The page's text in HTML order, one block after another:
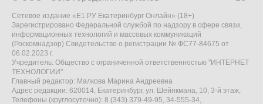
Сетевое издание «Е1.РУ Екатеринбург Онлайн» (18+)
Зарегистрировано Федеральной службой по надзору в сфере связи,
информационных технологий и массовых коммуникаций
(Роскомнадзор) Свидетельство о регистрации № ФС77-84675 от
06.02.2023 г.
Учредитель: Общество с ограниченной ответственностью "ИНТЕРНЕТ
ТЕХНОЛОГИИ"
Главный редактор: Малкова Марина Андреевна
Адрес редакции: 620014, Екатеринбург, ул. Шейнкмана, 10, 3-й этаж,
Телефоны (круглосуточно): 8 (343) 379-49-95, 34-555-34,